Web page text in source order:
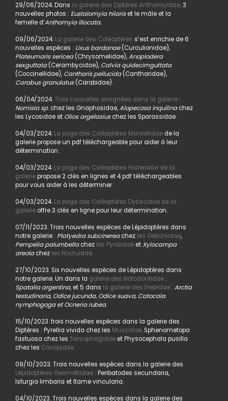
29/06/2024. Dans la galerie des Diptères Anthomyidae,3
nouvelles photos : Eustalomyia hilariset le mâle et la
femelle d’Anthomyia illocata.
09/06/2024.La galerie des Coléoptères s’est enrichie de 6
nouvelles espèces : Lixus bardanae(Curculionidae),
Plateumaris sericea(Chrysomelidae),Anoplodera
sexguttata(Cerambycidae), Calvia quidecimguttata
(Coccinellidae), Cantharis pellucida(Cantharidae),
Carabus granulatus(Carabidae).
06/04/2024.Trois nouvelles araignées dans la galerie:
Nomisia sp. chez les Gnaphosidae,Alopecosa inquilinachez
les Lycosidae et Olios argelasiuschez les Sparassidae.
04/03/2024. La page des Coléoptères Mordellidaede la
galerie propose un pdf téléchargeable pour aider à leur
détermination.
04/03/2024. La page des Coléoptères Histeridae de la
galeriepropose 2 clés en lignes et 4 pdf téléchargeables
pour vous aider à les déterminer.
04/03/2024. La page des Coléoptères Dytiscidae de la
galerieoffre 3 clés en ligne pour leur détermination.
07/11/2023. Trois nouvelles espèces de Lépidoptères dans
notre galerie : Platyedra subcinereachez les Gelichiidae,
Pempelia palumbellachez les PyralidaeetXylocampa
areolachez les Noctuidae.
27/10/2023. Six nouvelles espèces de Lépidoptères dans
notre galerie. Un dans la galerie des Notodontidae:
Spatalia argentina, et 5 dans la galerie des Erebidae: Arctia
testudinaria, Odice jucunda, Odice suava, Catocala
nymphogoga et Ocneria rubea.
15/10/2023. trois nouvelles espèces dans la galerie des
Diptères : Pyrellia vivida chez les Muscidae,Sphenometopa
fastuosa chez les Sarcophagidaeet Physocephala pusilla
chez les Conopidae.
09/10/2023. Trois nouvelles espèces dans la galerie des
Lépidoptères Geometridae: Peribatodes secundaria,
Isturgia limbaria et Itame vincularia.
04/10/2023. Trois nouvelles espèces dans la galerie des